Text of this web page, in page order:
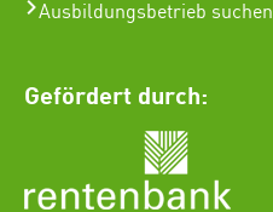
Ausbildungsbetrieb suchen
Gefördert durch: